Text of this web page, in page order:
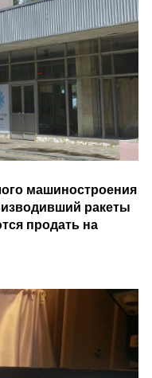
машиностроения
ракеты
продать на